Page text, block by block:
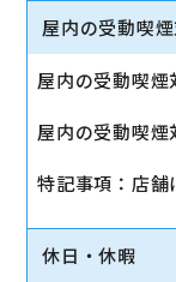
CH:40,000円
社会保険完備、
勤続報奨制度、
制度、社員割
制度、社内旅行
屋内の受動喫
屋内の受動喫煙
屋内の受動喫煙
特記事項：店舗
休日・休暇